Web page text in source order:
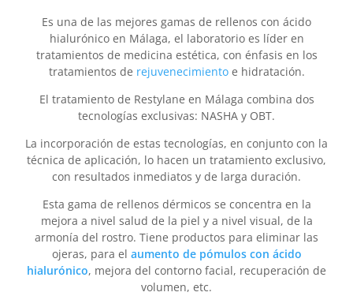
Es una de las mejores gamas de rellenos con ácido
hialurónico en Málaga, el laboratorio es líder en
tratamientos de medicina estética, con énfasis en los
tratamientos de rejuvenecimiento e hidratación.
El tratamiento de Restylane en Málaga combina dos
tecnologías exclusivas: NASHA y OBT.
La incorporación de estas tecnologías, en conjunto con la
técnica de aplicación, lo hacen un tratamiento exclusivo,
con resultados inmediatos y de larga duración.
Esta gama de rellenos dérmicos se concentra en la
mejora a nivel salud de la piel y a nivel visual, de la
armonía del rostro. Tiene productos para eliminar las
ojeras, para el aumento de pómulos con ácido
hialurónico, mejora del contorno facial, recuperación de
volumen, etc.